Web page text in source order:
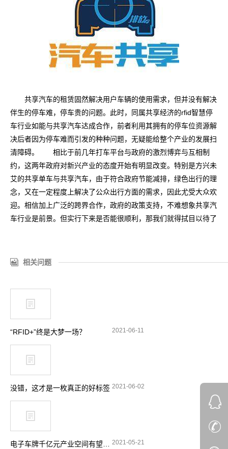
共享汽车的租赁固然解决用户车辆的使用需求，但并没有解决
伴生的停车难，停车贵的问题。此时，同属共享经济的rfid智慧停
车行业如能与共享汽车达成合作，前者利用其拥有的停车位资源解
决后者因为停车难而引发的种种问题，无疑能给整个产业的发展扫
清障碍。 相比于前几年打车平台与政府的激烈博弈与互相制
约，这两年政府对新兴产业的态度开始有明显改变。特别是方兴未
艾的共享单车与共享汽车，由于符合政府节能减排，绿色出行的理
念，又在一定程度上解决了公众出行方面的需求，因此尤受大众欢
迎。相信加上广泛的跨界合作，政府的政策支持，不难想象共享汽
车行业是前景。但实行下来是否能很顺利，那我们就得拭目以待了
相关问题
“RFID+”终是大梦一场？ 2021-06-11
没错，这才是一枚真正的好标签 2021-06-02
电子车牌千亿元产业空间有望释放 2021-05-21